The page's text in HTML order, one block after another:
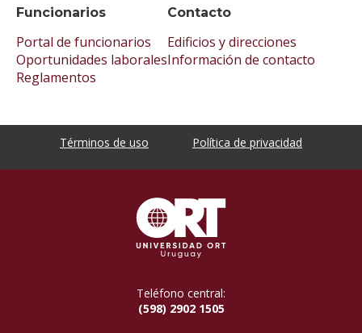
Funcionarios
Portal de funcionarios
Oportunidades laborales
Reglamentos
Contacto
Edificios y direcciones
Información de contacto
Términos de uso Política de privacidad
Teléfono central:
(598) 2902 1505